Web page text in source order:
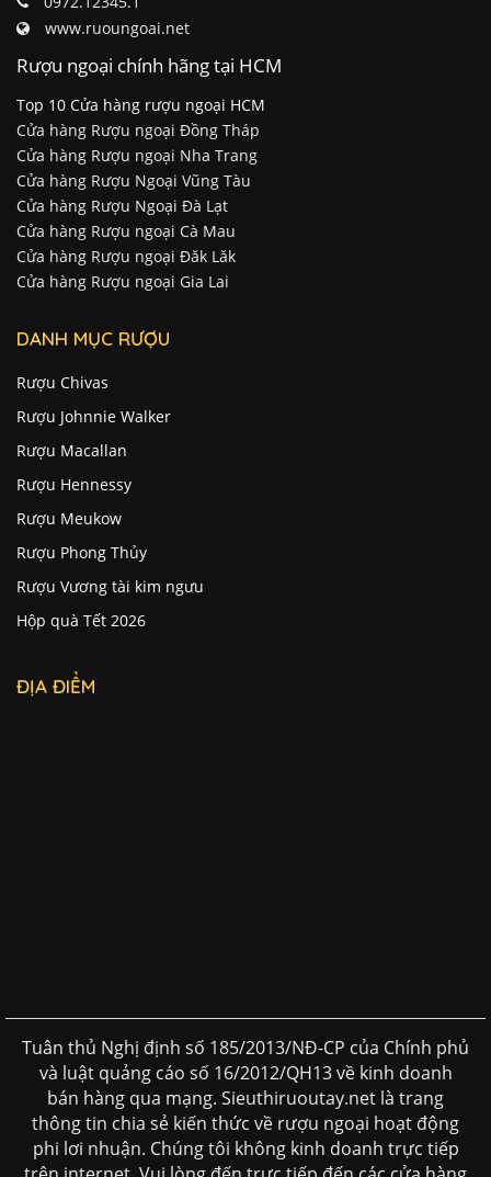
www.ruoungoai.net
Rượu ngoại chính hãng tại HCM
Top 10 Cửa hàng rượu ngoại HCM
Cửa hàng Rượu ngoại Đồng Tháp
Cửa hàng Rượu ngoại Nha Trang
Cửa hàng Rượu Ngoại Vũng Tàu
Cửa hàng Rượu Ngoại Đà Lạt
Cửa hàng Rượu ngoại Cà Mau
Cửa hàng Rượu ngoại Đăk Lăk
Cửa hàng Rượu ngoại Gia Lai
DANH MỤC RƯỢU
Rượu Chivas
Rượu Johnnie Walker
Rượu Macallan
Rượu Hennessy
Rượu Meukow
Rượu Phong Thủy
Rượu Vương tài kim ngưu
Hộp quà Tết 2026
ĐỊA ĐIỂM
Tuân thủ Nghị định số 185/2013/NĐ-CP của Chính phủ
và luật quảng cáo số 16/2012/QH13 về kinh doanh
bán hàng qua mạng. Sieuthiruoutay.net là trang
thông tin chia sẻ kiến thức về rượu ngoại hoạt động
phi lơi nhuận. Chúng tôi không kinh doanh trực tiếp